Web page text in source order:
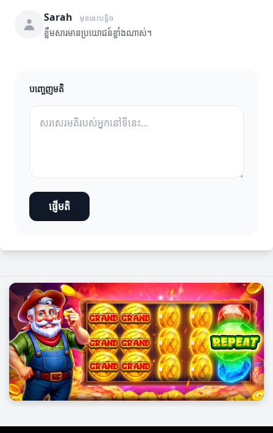
Sarah មុននេះបន្តិច
ខ្លឹមសារមានប្រយោជន៍ខ្លាំងណាស់។
បញ្ចេញមតិ
ផ្ញើមតិ